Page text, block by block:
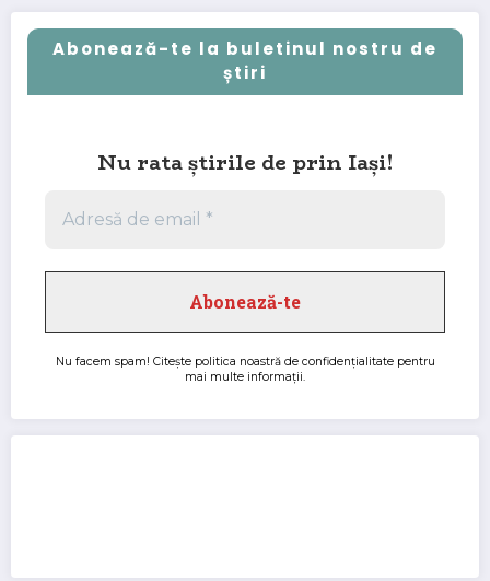
Abonează-te la buletinul nostru de
știri
Nu rata știrile de prin Iași!
Nu facem spam! Citește politica noastră de confidențialitatepentru
mai multe informații.